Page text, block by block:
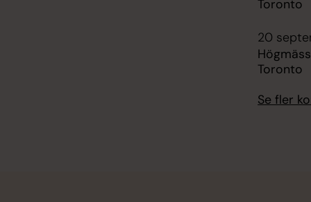
Toronto
20
Toronto
Se fler